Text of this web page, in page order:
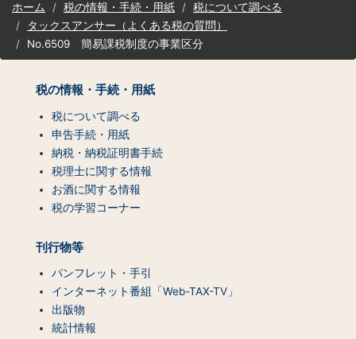
イホーム 税の情報・手続・用紙
税について調べる
タックスアンサー（よくある税の質問）
No.6509 簡易課税制度の事業区分
税の情報・手続・用紙
税について調べる
申告手続・用紙
納税・納税証明書手続
税理士に関する情報
お酒に関する情報
税の学習コーナー
刊行物等
パンフレット・手引
インターネット番組「Web-TAX-TV」
出版物
統計情報